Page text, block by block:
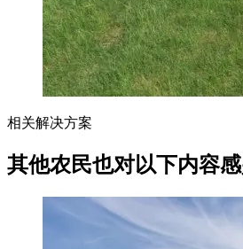
相关解决方案
其他农民也对以下内容